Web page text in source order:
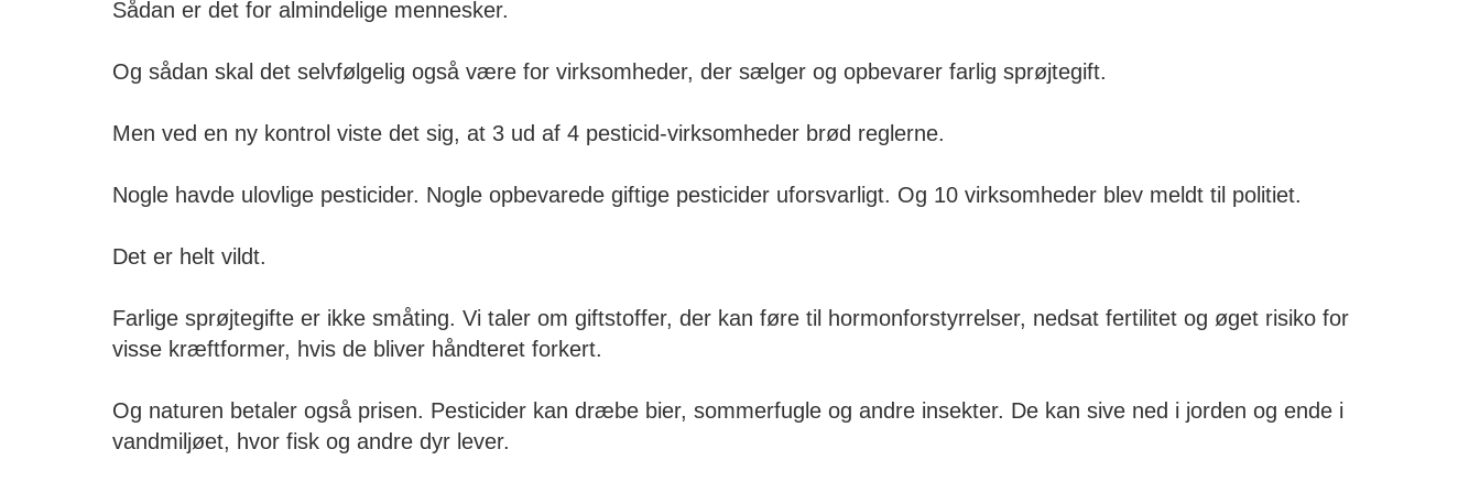
Sådan er det for almindelige mennesker.
Og sådan skal det selvfølgelig også være for virksomheder, der sælger og opbevarer farlig sprøjtegift.
Men ved en ny kontrol viste det sig, at 3 ud af 4 pesticid-virksomheder brød reglerne.
Nogle havde ulovlige pesticider. Nogle opbevarede giftige pesticider uforsvarligt. Og 10 virksomheder blev meldt til politiet.
Det er helt vildt.
Farlige sprøjtegifte er ikke småting. Vi taler om giftstoffer, der kan føre til hormonforstyrrelser, nedsat fertilitet og øget risiko for
visse kræftformer, hvis de bliver håndteret forkert.
Og naturen betaler også prisen. Pesticider kan dræbe bier, sommerfugle og andre insekter. De kan sive ned i jorden og ende i
vandmiljøet, hvor fisk og andre dyr lever.